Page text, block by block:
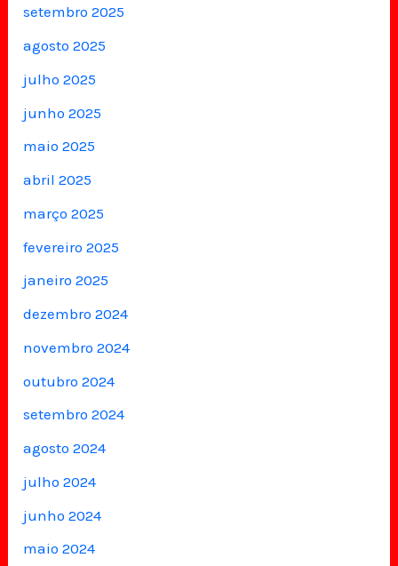
setembro 2025
agosto 2025
julho 2025
junho 2025
maio 2025
abril 2025
março 2025
fevereiro 2025
janeiro 2025
dezembro 2024
novembro 2024
outubro 2024
setembro 2024
agosto 2024
julho 2024
junho 2024
maio 2024